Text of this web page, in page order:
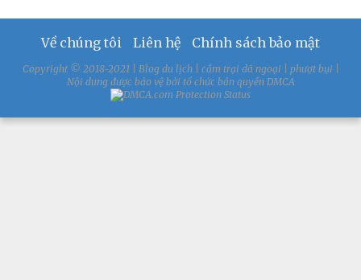
Về chúng tôi Liên hệ Chính sách bảo mật
Copyright © 2018-2021 | Blog du lịch | cắm trại dã ngoại | phượt bụi |
Nội dung được bảo vệ bởi tổ chức bản quyền DMCA